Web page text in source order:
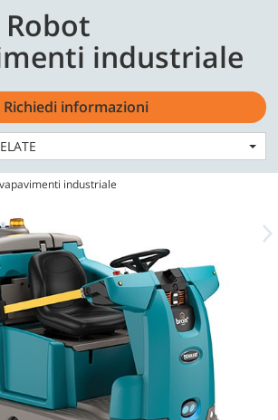
Lavapavimenti
industriale
Robot
industriale
Richiedi informazioni